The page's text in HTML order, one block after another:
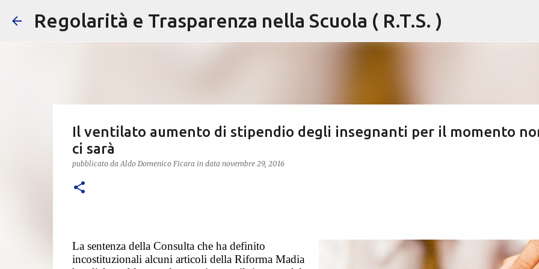
Passa ai contenuti principali
Regolarità e Trasparenza nella Scuola ( R.T.S. )
Il ventilato aumento di stipendio degli insegnanti per il momento
ci sarà
pubblicato daAldo Domenico Ficara in data novembre 29, 2016
La sentenza della Consulta che ha definito
incostituzionali alcuni articoli della Riforma Madia